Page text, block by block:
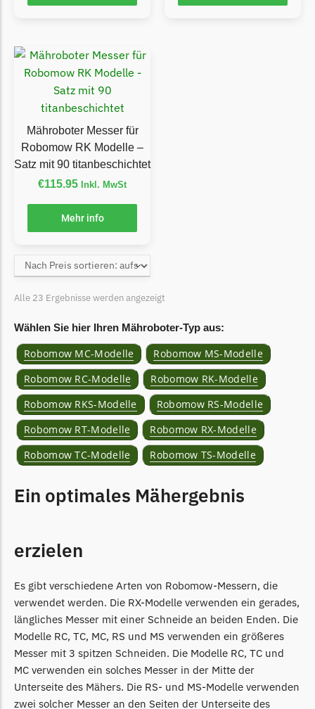
Yardforce Messer
Begrenzungsdraht
Zoef Robot
Zoef Robot Messer
Begrenzungsdraht
Mähroboter Messer für
Robomow RK Modelle –
Satz mit 90 titanbeschichtet
€115.95 Inkl. MwSt
Mehr info
Alle 23 Ergebnisse werden angezeigt
Wählen Sie hier Ihren Mähroboter-Typ aus:
Robomow MC-Modelle
Robomow MS-Modelle
Robomow RC-Modelle
Robomow RK-Modelle
Robomow RKS-Modelle
Robomow RS-Modelle
Robomow RT-Modelle
Robomow RX-Modelle
Robomow TC-Modelle
Robomow TS-Modelle
Ein optimales Mähergebnis
erzielen
Es gibt verschiedene Arten von Robomow-Messern, die
verwendet werden. Die RX-Modelle verwenden ein gerades,
längliches Messer mit einer Schneide an beiden Enden. Die
Modelle RC, TC, MC, RS und MS verwenden ein größeres
Messer mit 3 spitzen Schneiden. Die Modelle RC, TC und
MC verwenden ein solches Messer in der Mitte der
Unterseite des Mähers. Die RS- und MS-Modelle verwenden
zwei solcher Messer an den Seiten der Unterseite des